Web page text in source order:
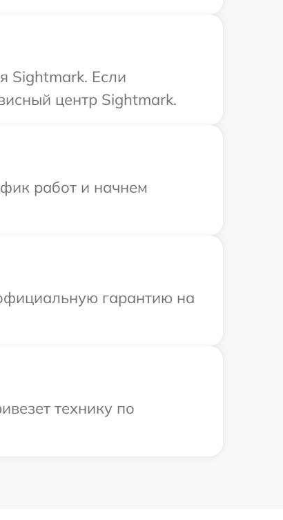
Sightmark. Если
центр Sightmark.
работ и начнем
гарантию на
технику по